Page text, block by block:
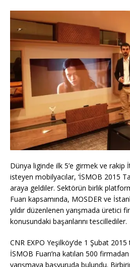
Dünya liginde ilk 5’e girmek ve rakip
isteyen mobilyacılar, ‘İSMOB 2015
araya geldiler. Sektörün birlik
Fuarı kapsamında, MOSDER ve
yıldır düzenlenen yarışmada üretici
konusundaki başarılarını tescillediler.
CNR EXPO Yeşilköy’de 1 Şubat
İSMOB Fuarı’na katılan 500
yarışmaya başvuruda bulundu.